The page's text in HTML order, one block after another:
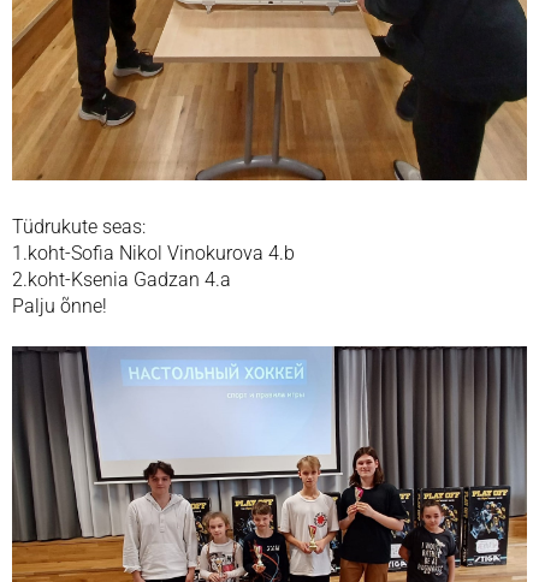
Tüdrukute seas:
1.koht-Sofia Nikol Vinokurova 4.b
2.koht-Ksenia Gadzan 4.a
Palju õnne!